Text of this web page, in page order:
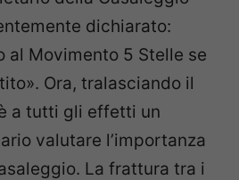
dichiarato:
al Movimento 5 Stelle se
Ora, tralasciando il
a tutti gli effetti un
valutare l’importanza
La frattura tra i